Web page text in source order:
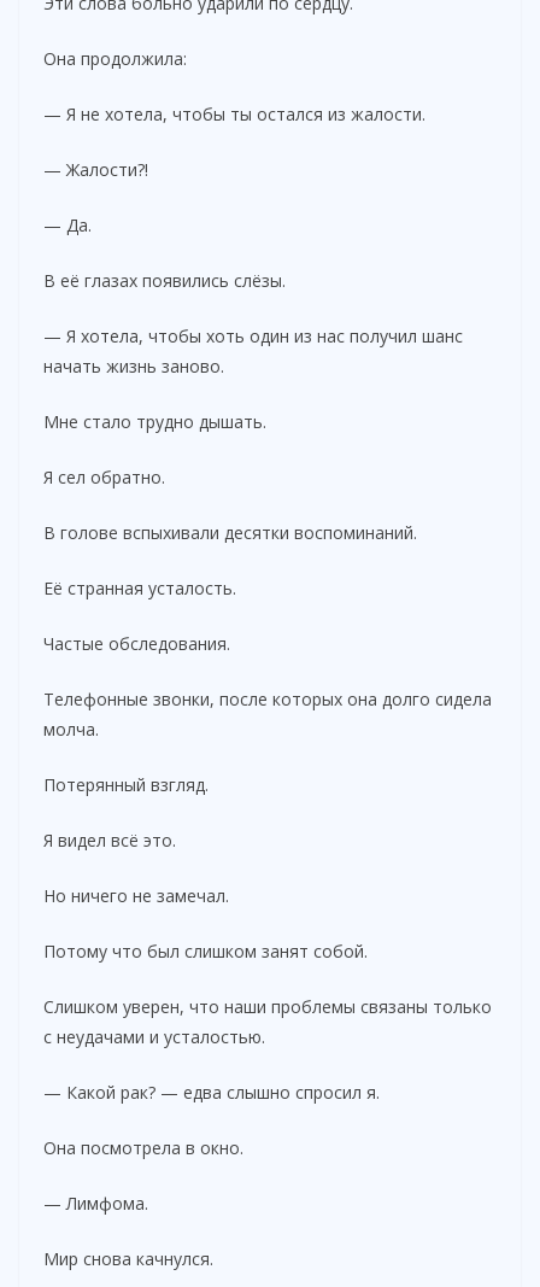
Она продолжила:
— Я не хотела, чтобы ты остался из жалости.
— Жалости?!
— Да.
В её глазах появились слёзы.
— Я хотела, чтобы хоть один из нас получил шанс
начать жизнь заново.
Мне стало трудно дышать.
Я сел обратно.
В голове вспыхивали десятки воспоминаний.
Её странная усталость.
Частые обследования.
Телефонные звонки, после которых она долго сидела
молча.
Потерянный взгляд.
Я видел всё это.
Но ничего не замечал.
Потому что был слишком занят собой.
Слишком уверен, что наши проблемы связаны только
с неудачами и усталостью.
— Какой рак? — едва слышно спросил я.
Она посмотрела в окно.
— Лимфома.
Мир снова качнулся.